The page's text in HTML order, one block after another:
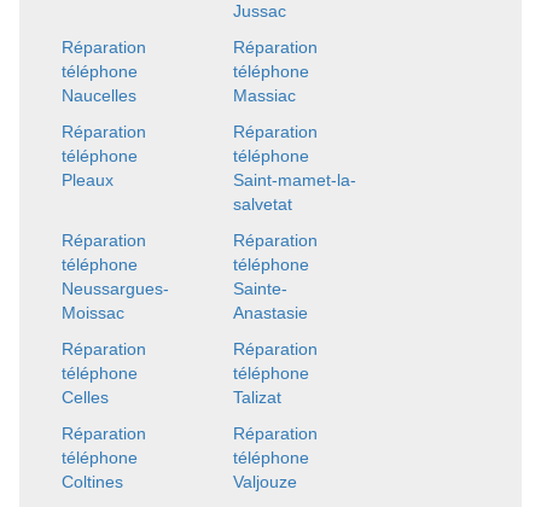
Jussac
Réparation
téléphone
Naucelles
Réparation
téléphone
Massiac
Réparation
téléphone
Pleaux
Réparation
téléphone
Saint-mamet-la-
salvetat
Réparation
téléphone
Neussargues-
Moissac
Réparation
téléphone
Sainte-
Anastasie
Réparation
téléphone
Celles
Réparation
téléphone
Talizat
Réparation
téléphone
Coltines
Réparation
téléphone
Valjouze